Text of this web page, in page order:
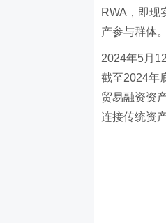
RWA，即现
产参与群体。
2024年5月
截至2024年
贸易融资资
连接传统资